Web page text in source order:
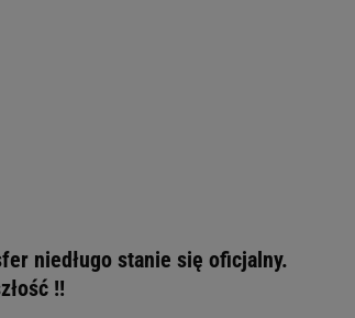
niedługo stanie się oficjalny.
!!